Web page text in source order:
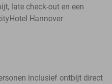
late check-out en een
Hannover
inclusief ontbijt direct